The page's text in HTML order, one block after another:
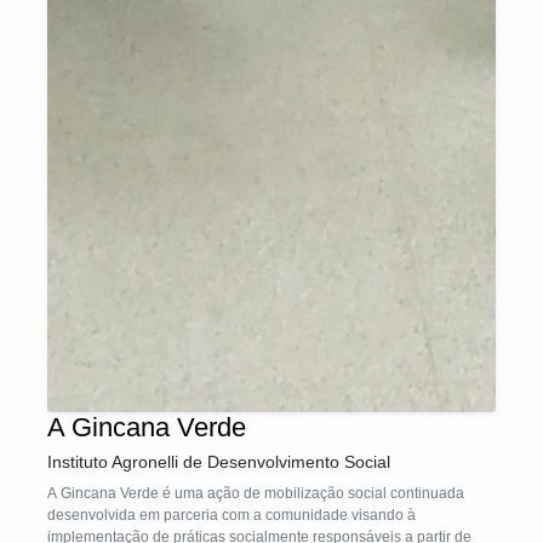
A Gincana Verde
Instituto Agronelli de Desenvolvimento Social
A Gincana Verde é uma ação de mobilização social continuada
desenvolvida em parceria com a comunidade visando à
implementação de práticas socialmente responsáveis a partir de